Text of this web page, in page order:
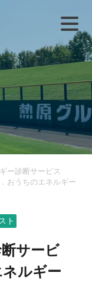
ギー診断サービス
おうちのエネルギー
ト
サービ
ルギー